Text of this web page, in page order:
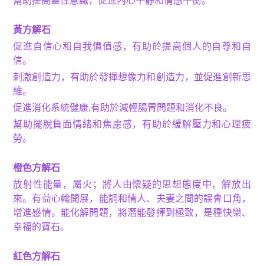
黃方解石
促進自信心和自我價值感，有助於提高個人的自尊和自
信。
刺激創造力，有助於發揮想像力和創造力，並促進創新思
維。
促進消化系統健康,有助於減輕腸胃問題和消化不良。
幫助擺脫負面情緒和焦慮感，有助於緩解壓力和心理疲
勞。
橙色方解石
放射性能量，屬火；將人由懷疑的思想態度中，解放出
來。有益心輪開展，能調和情人、夫妻之間的誤會口角，
增進感情。能化解問題，將潛能發揮到極致，是種快樂、
幸福的寶石。
紅色方解石